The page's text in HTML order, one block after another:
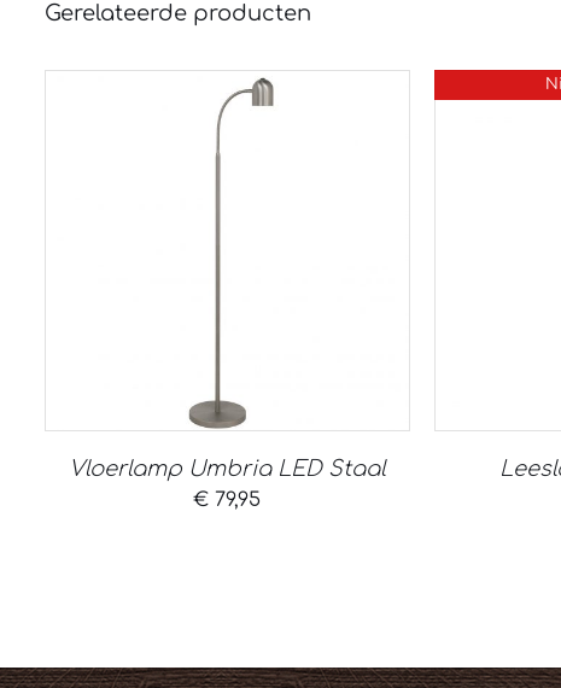
Gerelateerde producten
Vloerlamp Umbria LED Staal
€ 79,95